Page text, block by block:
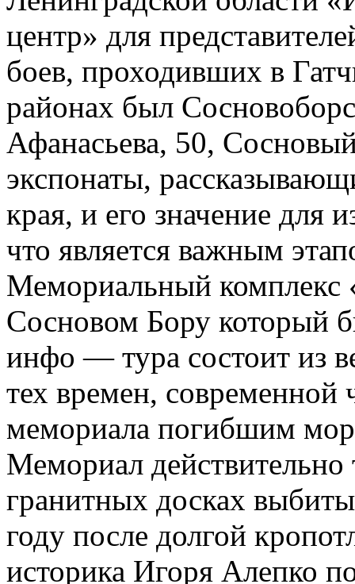
центр» для
боев, проходивших в
районах был
Афанасьева, 50,
экспонаты,
края, и его значение для
что является важным
Мемориальный комплекс
Сосновом Бору который
инфо — тура состоит из
тех времен,
мемориала погибшим
Мемориал действительно
гранитных досках
году после долгой
историка Игоря Алепко